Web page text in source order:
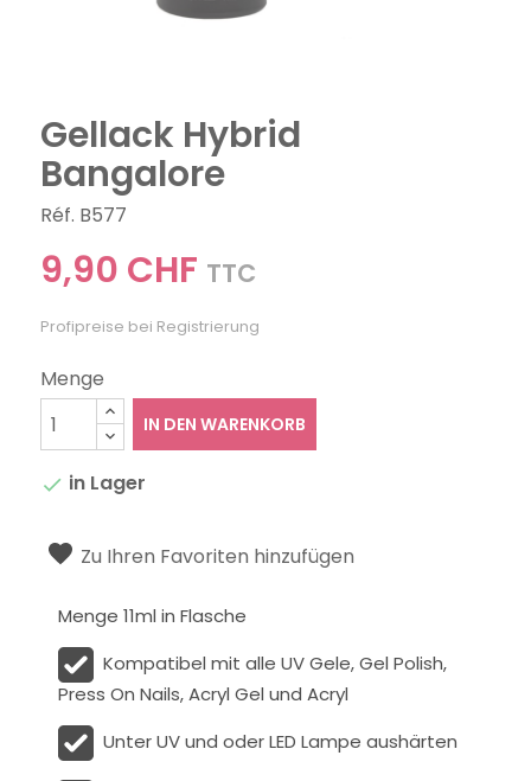
Gellack Hybrid
Bangalore
Réf. B577
9,90 CHF TTC
Profipreise bei Registrierung
Menge
IN DEN WARENKORB
 in Lager
Zu Ihren Favoriten hinzufügen
Menge 11ml in Flasche
Kompatibel mit alle UV Gele, Gel Polish,
Press On Nails, Acryl Gel und Acryl
Unter UV und oder LED Lampe aushärten